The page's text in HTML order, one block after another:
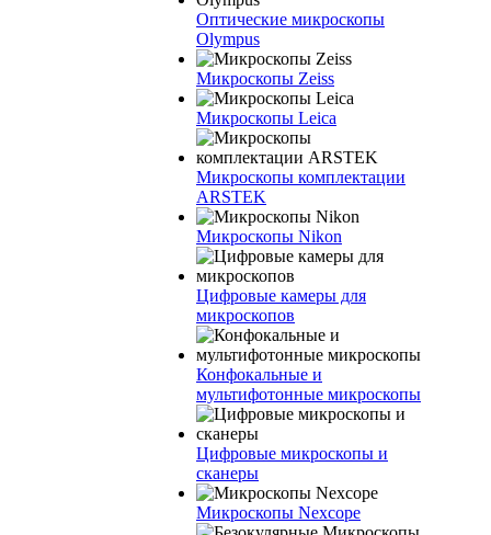
Оптические микроскопы
Olympus
Микроскопы Zeiss
Микроскопы Leica
Микроскопы комплектации
ARSTEK
Микроскопы Nikon
Цифровые камеры для
микроскопов
Конфокальные и
мультифотонные микроскопы
Цифровые микроскопы и
сканеры
Микроскопы Nexcope